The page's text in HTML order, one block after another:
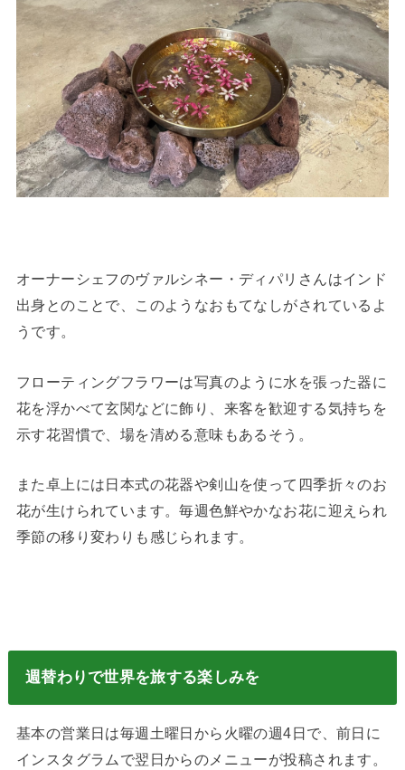
オーナーシェフのヴァルシネー・ディパリさんはインド
出身とのことで、このようなおもてなしがされているよ
うです。
フローティングフラワーは写真のように水を張った器に
花を浮かべて玄関などに飾り、来客を歓迎する気持ちを
示す花習慣で、場を清める意味もあるそう。
また卓上には日本式の花器や剣山を使って四季折々のお
花が生けられています。毎週色鮮やかなお花に迎えられ
季節の移り変わりも感じられます。
週替わりで世界を旅する楽しみを
基本の営業日は毎週土曜日から火曜の週4日で、前日に
インスタグラムで翌日からのメニューが投稿されます。